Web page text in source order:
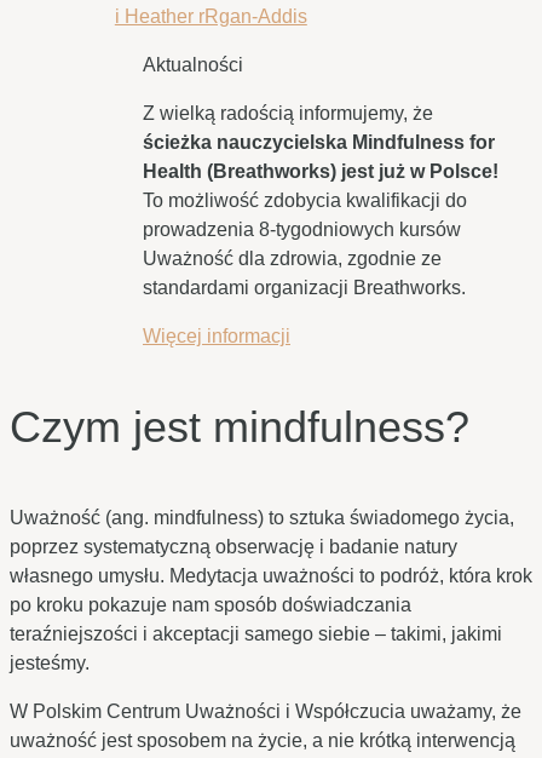
Aktualności
Z wielką radością informujemy, że
ścieżka nauczycielska Mindfulness for
Health (Breathworks) jest już w Polsce!
To możliwość zdobycia kwalifikacji do
prowadzenia 8-tygodniowych kursów
Uważność dla zdrowia, zgodnie ze
standardami organizacji Breathworks.
Więcej informacji
Czym jest mindfulness?
Uważność (ang. mindfulness) to sztuka świadomego życia,
poprzez systematyczną obserwację i badanie natury
własnego umysłu. Medytacja uważności to podróż, która krok
po kroku pokazuje nam sposób doświadczania
teraźniejszości i akceptacji samego siebie – takimi, jakimi
jesteśmy.
W Polskim Centrum Uważności i Współczucia uważamy, że
uważność jest sposobem na życie, a nie krótką interwencją